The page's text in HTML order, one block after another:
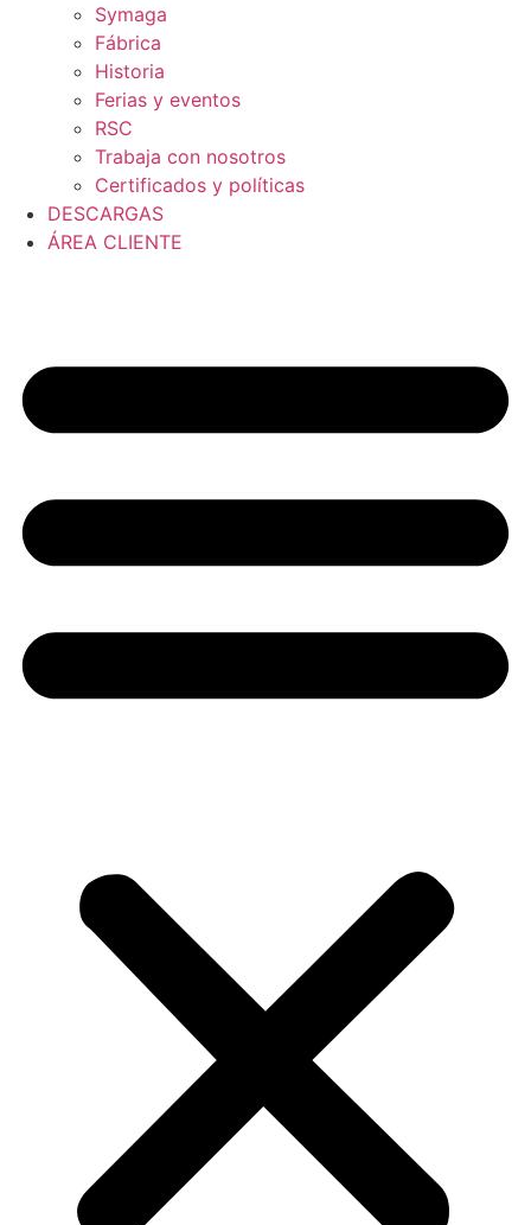
Symaga
Fábrica
Historia
Ferias y eventos
RSC
Trabaja con nosotros
Certificados y políticas
DESCARGAS
ÁREA CLIENTE